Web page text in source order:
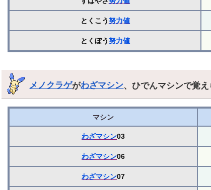
とくこう努力値
とくぼう努力値
メノクラゲがわざマシン、ひでんマシンで覚
マシン
わざマシン03
わざマシン06
わざマシン07